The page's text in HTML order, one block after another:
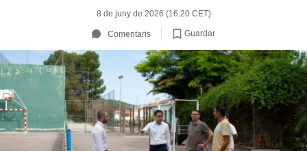
8 de juny de 2026 (16:20 CET)
Comentaris Guardar